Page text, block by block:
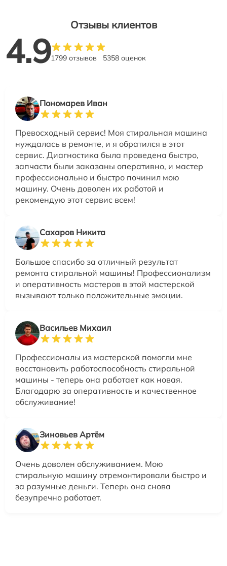
Отзывы клиентов
4.91799 отзывов 5358 оценок
Пономарев Иван
Превосходный сервис! Моя стиральная машина
нуждалась в ремонте, и я обратился в этот
сервис. Диагностика была проведена быстро,
запчасти были заказаны оперативно, и мастер
профессионально и быстро починил мою
машину. Очень доволен их работой и
рекомендую этот сервис всем!
Сахаров Никита
Большое спасибо за отличный результат
ремонта стиральной машины! Профессионализм
и оперативность мастеров в этой мастерской
вызывают только положительные эмоции.
Васильев Михаил
Профессионалы из мастерской помогли мне
восстановить работоспособность стиральной
машины - теперь она работает как новая.
Благодарю за оперативность и качественное
обслуживание!
Зиновьев Артём
Очень доволен обслуживанием. Мою
стиральную машину отремонтировали быстро и
за разумные деньги. Теперь она снова
безупречно работает.